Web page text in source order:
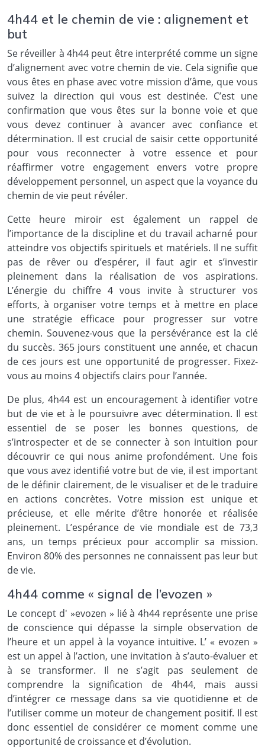
4h44 et le chemin de vie : alignement et
but
Se réveiller à 4h44 peut être interprété comme un signe
d’alignement avec votre chemin de vie. Cela signifie que
vous êtes en phase avec votre mission d’âme, que vous
suivez la direction qui vous est destinée. C’est une
confirmation que vous êtes sur la bonne voie et que
vous devez continuer à avancer avec confiance et
détermination. Il est crucial de saisir cette opportunité
pour vous reconnecter à votre essence et pour
réaffirmer votre engagement envers votre propre
développement personnel, un aspect que la voyance du
chemin de vie peut révéler.
Cette heure miroir est également un rappel de
l’importance de la discipline et du travail acharné pour
atteindre vos objectifs spirituels et matériels. Il ne suffit
pas de rêver ou d’espérer, il faut agir et s’investir
pleinement dans la réalisation de vos aspirations.
L’énergie du chiffre 4 vous invite à structurer vos
efforts, à organiser votre temps et à mettre en place
une stratégie efficace pour progresser sur votre
chemin. Souvenez-vous que la persévérance est la clé
du succès. 365 jours constituent une année, et chacun
de ces jours est une opportunité de progresser. Fixez-
vous au moins 4 objectifs clairs pour l’année.
De plus, 4h44 est un encouragement à identifier votre
but de vie et à le poursuivre avec détermination. Il est
essentiel de se poser les bonnes questions, de
s’introspecter et de se connecter à son intuition pour
découvrir ce qui nous anime profondément. Une fois
que vous avez identifié votre but de vie, il est important
de le définir clairement, de le visualiser et de le traduire
en actions concrètes. Votre mission est unique et
précieuse, et elle mérite d’être honorée et réalisée
pleinement. L’espérance de vie mondiale est de 73,3
ans, un temps précieux pour accomplir sa mission.
Environ 80% des personnes ne connaissent pas leur but
de vie.
4h44 comme « signal de l’evozen »
Le concept d' »evozen » lié à 4h44 représente une prise
de conscience qui dépasse la simple observation de
l’heure et un appel à la voyance intuitive. L’ « evozen »
est un appel à l’action, une invitation à s’auto-évaluer et
à se transformer. Il ne s’agit pas seulement de
comprendre la signification de 4h44, mais aussi
d’intégrer ce message dans sa vie quotidienne et de
l’utiliser comme un moteur de changement positif. Il est
donc essentiel de considérer ce moment comme une
opportunité de croissance et d’évolution.